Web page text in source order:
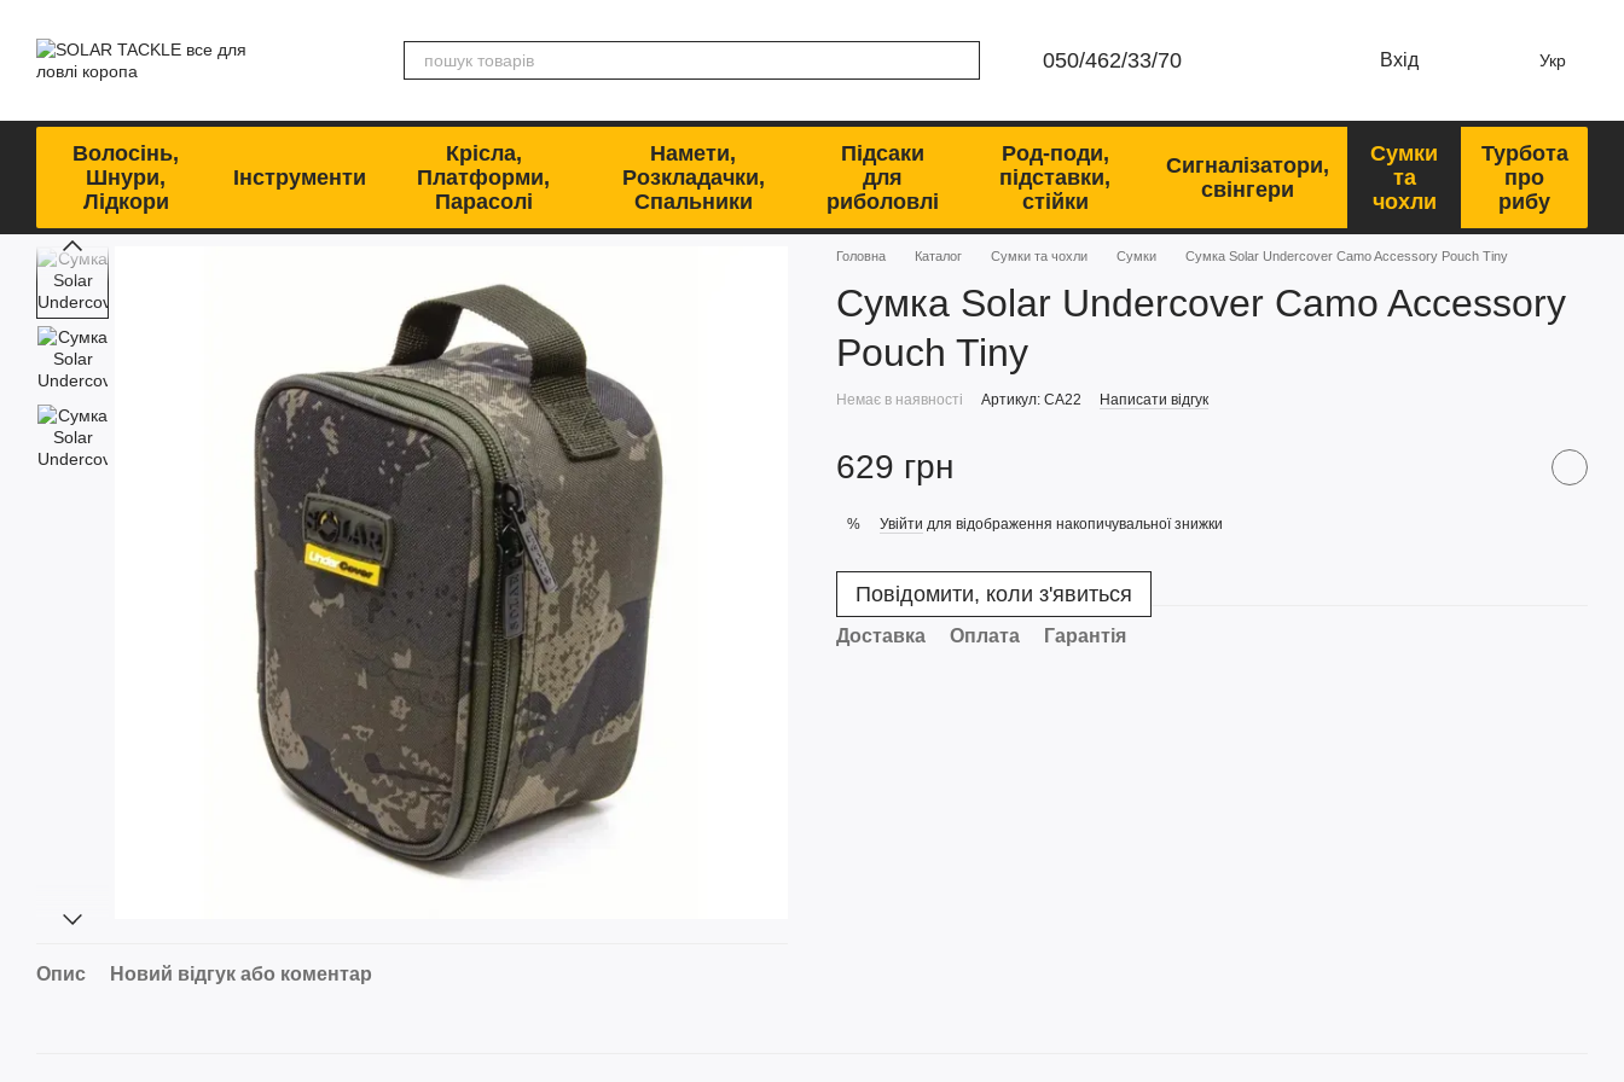
050/462/33/70 Вхід Укр
Волосінь,
Шнури,
Лідкори
Інструменти
Крісла,
Платформи,
Парасолі
Намети,
Розкладачки,
Спальники
Підсаки
для
риболовлі
Род-поди,
підставки,
стійки
Сигналізатори,
свінгери
Сумки
та
чохли
Турбота
про
рибу
Опис Новий відгук або коментар
Головна Каталог Сумки та чохли Сумки Сумка Solar Undercover Camo Accessory Pouch Tiny
Сумка Solar Undercover Camo Accessory
Pouch Tiny
Немає в наявності Артикул: CA22 Написати відгук
629 грн
% Увійти для відображення накопичувальної знижки
Повідомити, коли з'явиться
Доставка Оплата Гарантія